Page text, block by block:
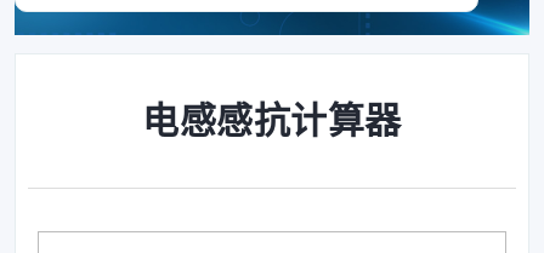
电感感抗计算器